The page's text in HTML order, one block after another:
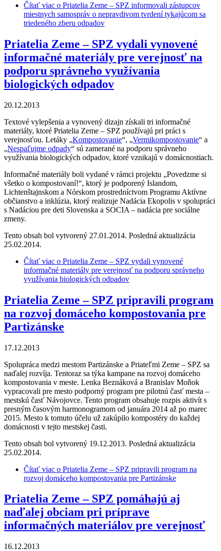
Čítať viac o Priatelia Zeme – SPZ informovali zástupcov
miestnych samospráv o nepravdivom tvrdení tykajúcom sa
triedeného zberu odpadov
Priatelia Zeme – SPZ vydali vynovené
informačné materiály pre verejnosť na
podporu správneho využívania
biologických odpadov
20.12.2013
Textové vylepšenia a vynovený dizajn získali tri informačné
materiály, ktoré Priatelia Zeme – SPZ používajú pri práci s
verejnosťou. Letáky „Kompostovanie“, „Vermikompostovanie“ a
„Nespaľujme odpady“ sú zamerané na podporu správneho
využívania biologických odpadov, ktoré vznikajú v domácnostiach.
Informačné materiály boli vydané v rámci projektu „Povedzme si
všetko o kompostovaní!“, ktorý je podporený Islandom,
Lichtenštajnskom a Nórskom prostredníctvom Programu Aktívne
občianstvo a inklúzia, ktorý realizuje Nadácia Ekopolis v spolupráci
s Nadáciou pre deti Slovenska a SOCIA – nadácia pre sociálne
zmeny.
Tento obsah bol vytvorený 27.01.2014. Posledná aktualizácia
25.02.2014.
Čítať viac o Priatelia Zeme – SPZ vydali vynovené
informačné materiály pre verejnosť na podporu správneho
využívania biologických odpadov
Priatelia Zeme – SPZ pripravili program
na rozvoj domáceho kompostovania pre
Partizánske
17.12.2013
Spolupráca medzi mestom Partizánske a Priateľmi Zeme – SPZ sa
naďalej rozvíja. Tentoraz sa týka kampane na rozvoj domáceho
kompostovania v meste. Lenka Beznáková a Branislav Moňok
vypracovali pre mesto podporný program pre pilotnú časť mesta –
mestskú časť Návojovce. Tento program obsahuje rozpis aktivít s
presným časovým harmonogramom od januára 2014 až po marec
2015. Mesto k tomuto účelu už zakúpilo kompostéry do každej
domácnosti v tejto mestskej časti.
Tento obsah bol vytvorený 19.12.2013. Posledná aktualizácia
25.02.2014.
Čítať viac o Priatelia Zeme – SPZ pripravili program na
rozvoj domáceho kompostovania pre Partizánske
Priatelia Zeme – SPZ pomáhajú aj
naďalej obciam pri príprave
informačných materiálov pre verejnosť
16.12.2013